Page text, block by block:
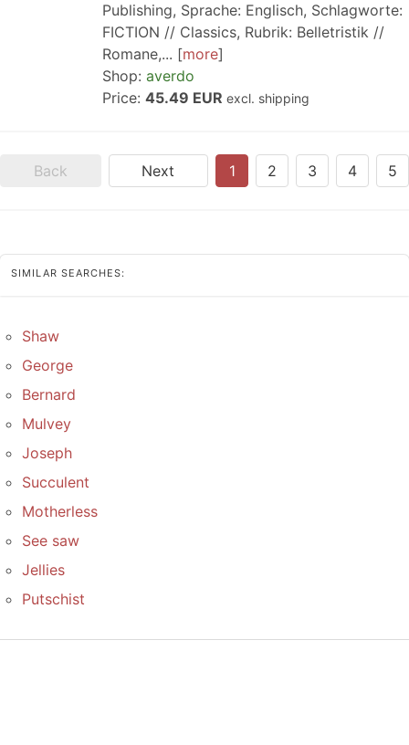
Publishing, Sprache: Englisch, Schlagworte:
FICTION // Classics, Rubrik: Belletristik //
Romane,...
more
Shop: averdo
Price: 45.49 EUR excl. shipping
Back Next 1 2 3 4 5
SIMILAR SEARCHES:
Shaw
George
Bernard
Mulvey
Joseph
Succulent
Motherless
See saw
Jellies
Putschist